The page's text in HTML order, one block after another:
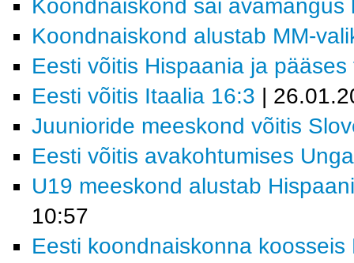
Koondnaiskond sai avamängus
Koondnaiskond alustab MM-
Eesti võitis Hispaania ja
Eesti võitis Itaalia 16:3 |
Juunioride meeskond võitis
Eesti võitis avakohtumises
U19 meeskond alustab
10:57
Eesti koondnaiskonna koosseis